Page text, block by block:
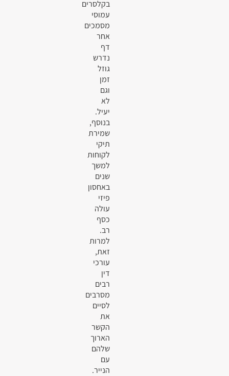
בקלסרים
עמוסי
מסמכים
אחר
דף
נדרש
גוזל
זמן
וגם
לא
יעיל.
בנוסף,
שמירת
תיקי
לקוחות
למשך
שנים
באחסון
פיזי
עולה
כסף
רב.
למרות
זאת,
עורכי
דין
רבים
מסרבים
לסיים
את
הקשר
הארוך
שלהם
עם
הנייר.